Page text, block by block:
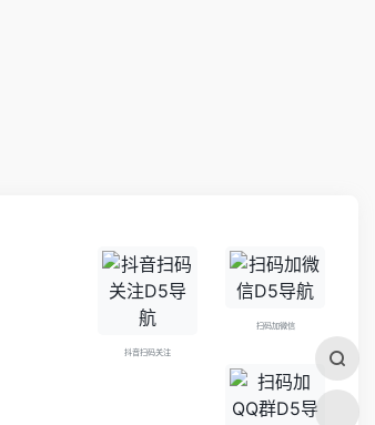
抖音扫码关注
扫码加微信